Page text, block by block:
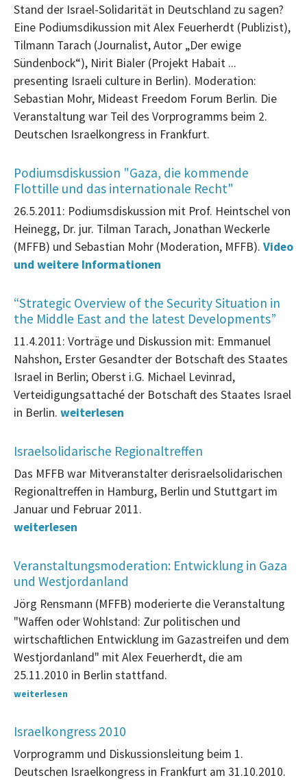
Stand der Israel-Solidarität in Deutschland zu sagen?
Eine Podiumsdikussion mit Alex Feuerherdt (Publizist),
Tilmann Tarach (Journalist, Autor „Der ewige
Sündenbock“), Nirit Bialer (Projekt Habait ...
presenting Israeli culture in Berlin). Moderation:
Sebastian Mohr, Mideast Freedom Forum Berlin. Die
Veranstaltung war Teil des Vorprogramms beim 2.
Deutschen Israelkongress in Frankfurt.
Podiumsdiskussion "Gaza, die kommende
Flottille und das internationale Recht"
26.5.2011: Podiumsdiskussion mit Prof. Heintschel von
Heinegg, Dr. jur. Tilman Tarach, Jonathan Weckerle
(MFFB) und Sebastian Mohr (Moderation, MFFB). Video
und weitere Informationen
“Strategic Overview of the Security Situation in
the Middle East and the latest Developments”
11.4.2011: Vorträge und Diskussion mit: Emmanuel
Nahshon, Erster Gesandter der Botschaft des Staates
Israel in Berlin; Oberst i.G. Michael Levinrad,
Verteidigungsattaché der Botschaft des Staates Israel
in Berlin. weiterlesen
Israelsolidarische Regionaltreffen
Das MFFB war Mitveranstalter derisraelsolidarischen
Regionaltreffen in Hamburg, Berlin und Stuttgart im
Januar und Februar 2011.
weiterlesen
Veranstaltungsmoderation: Entwicklung in Gaza
und Westjordanland
Jörg Rensmann (MFFB) moderierte die Veranstaltung
"Waffen oder Wohlstand: Zur politischen und
wirtschaftlichen Entwicklung im Gazastreifen und dem
Westjordanland" mit Alex Feuerherdt, die am
25.11.2010 in Berlin stattfand.
weiterlesen
Israelkongress 2010
Vorprogramm und Diskussionsleitung beim 1.
Deutschen Israelkongress in Frankfurt am 31.10.2010.